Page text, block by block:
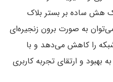
یک هش ساده بر بستر بلاک
به صورت برون زنجیره‌ای
را کاهش می‌دهد و با
و ارتقای تجربه کاربری